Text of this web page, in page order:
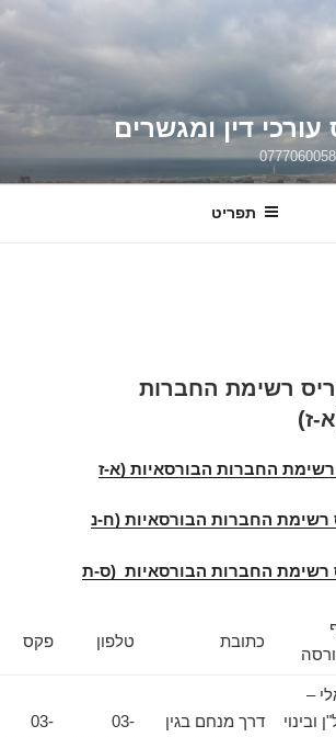
דין ומגשרים
תפריט
רשימת החברות
החברות הבורסאיות (א-ז
החברות הבורסאיות (ח-נ
רשימת החברות הבורסאיות (ס-ת
כתובת טלפון פקס
–
דרך מנחם בגין
03-
03-